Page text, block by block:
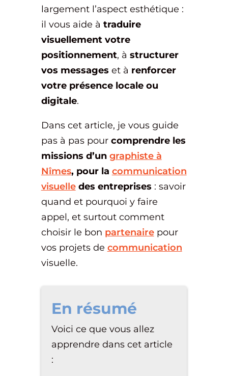
largement l’aspect esthétique :
il vous aide à traduire
visuellement votre
positionnement, à structurer
vos messages et à renforcer
votre présence locale ou
digitale.
Dans cet article, je vous guide
pas à pas pour comprendre les
missions d’un graphiste à
Nîmes, pour la communication
visuelledes entreprises : savoir
quand et pourquoi y faire
appel, et surtout comment
choisir le bon partenairepour
vos projets de communication
visuelle.
En résumé
Voici ce que vous allez
apprendre dans cet article
: